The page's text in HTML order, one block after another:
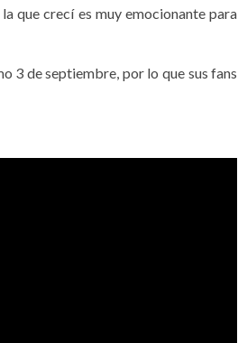
que crecí es muy emocionante para
3 de septiembre, por lo que sus fans